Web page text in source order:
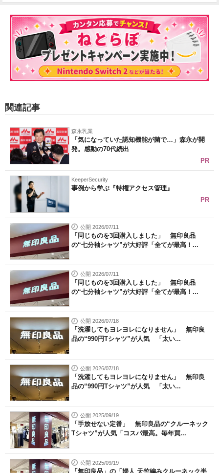
関連記事
森永乳業
「気になっていた認知機能が菌で…」森永が開
発。感動の70代続出
PR
KeeperSecurity
事例から学ぶ『特権アクセス管理』
PR
公開 2026/07/11
「同じものを3回購入しました」 無印良品
の“七分袖シャツ”が大好評「全てが最高！...
公開 2026/07/11
「同じものを3回購入しました」 無印良品
の“七分袖シャツ”が大好評「全てが最高！...
公開 2026/07/18
「洗濯してもヨレヨレになりません」 無印良
品の“990円Tシャツ”が人気 「太い...
公開 2026/07/18
「洗濯してもヨレヨレになりません」 無印良
品の“990円Tシャツ”が人気 「太い...
公開 2025/09/19
「手放せない定番」 無印良品の“クルーネック
Tシャツ”が人気「コスパ最高。毎年買...
公開 2025/09/19
「無印良品」の「婦人 天竺編みクルーネック半